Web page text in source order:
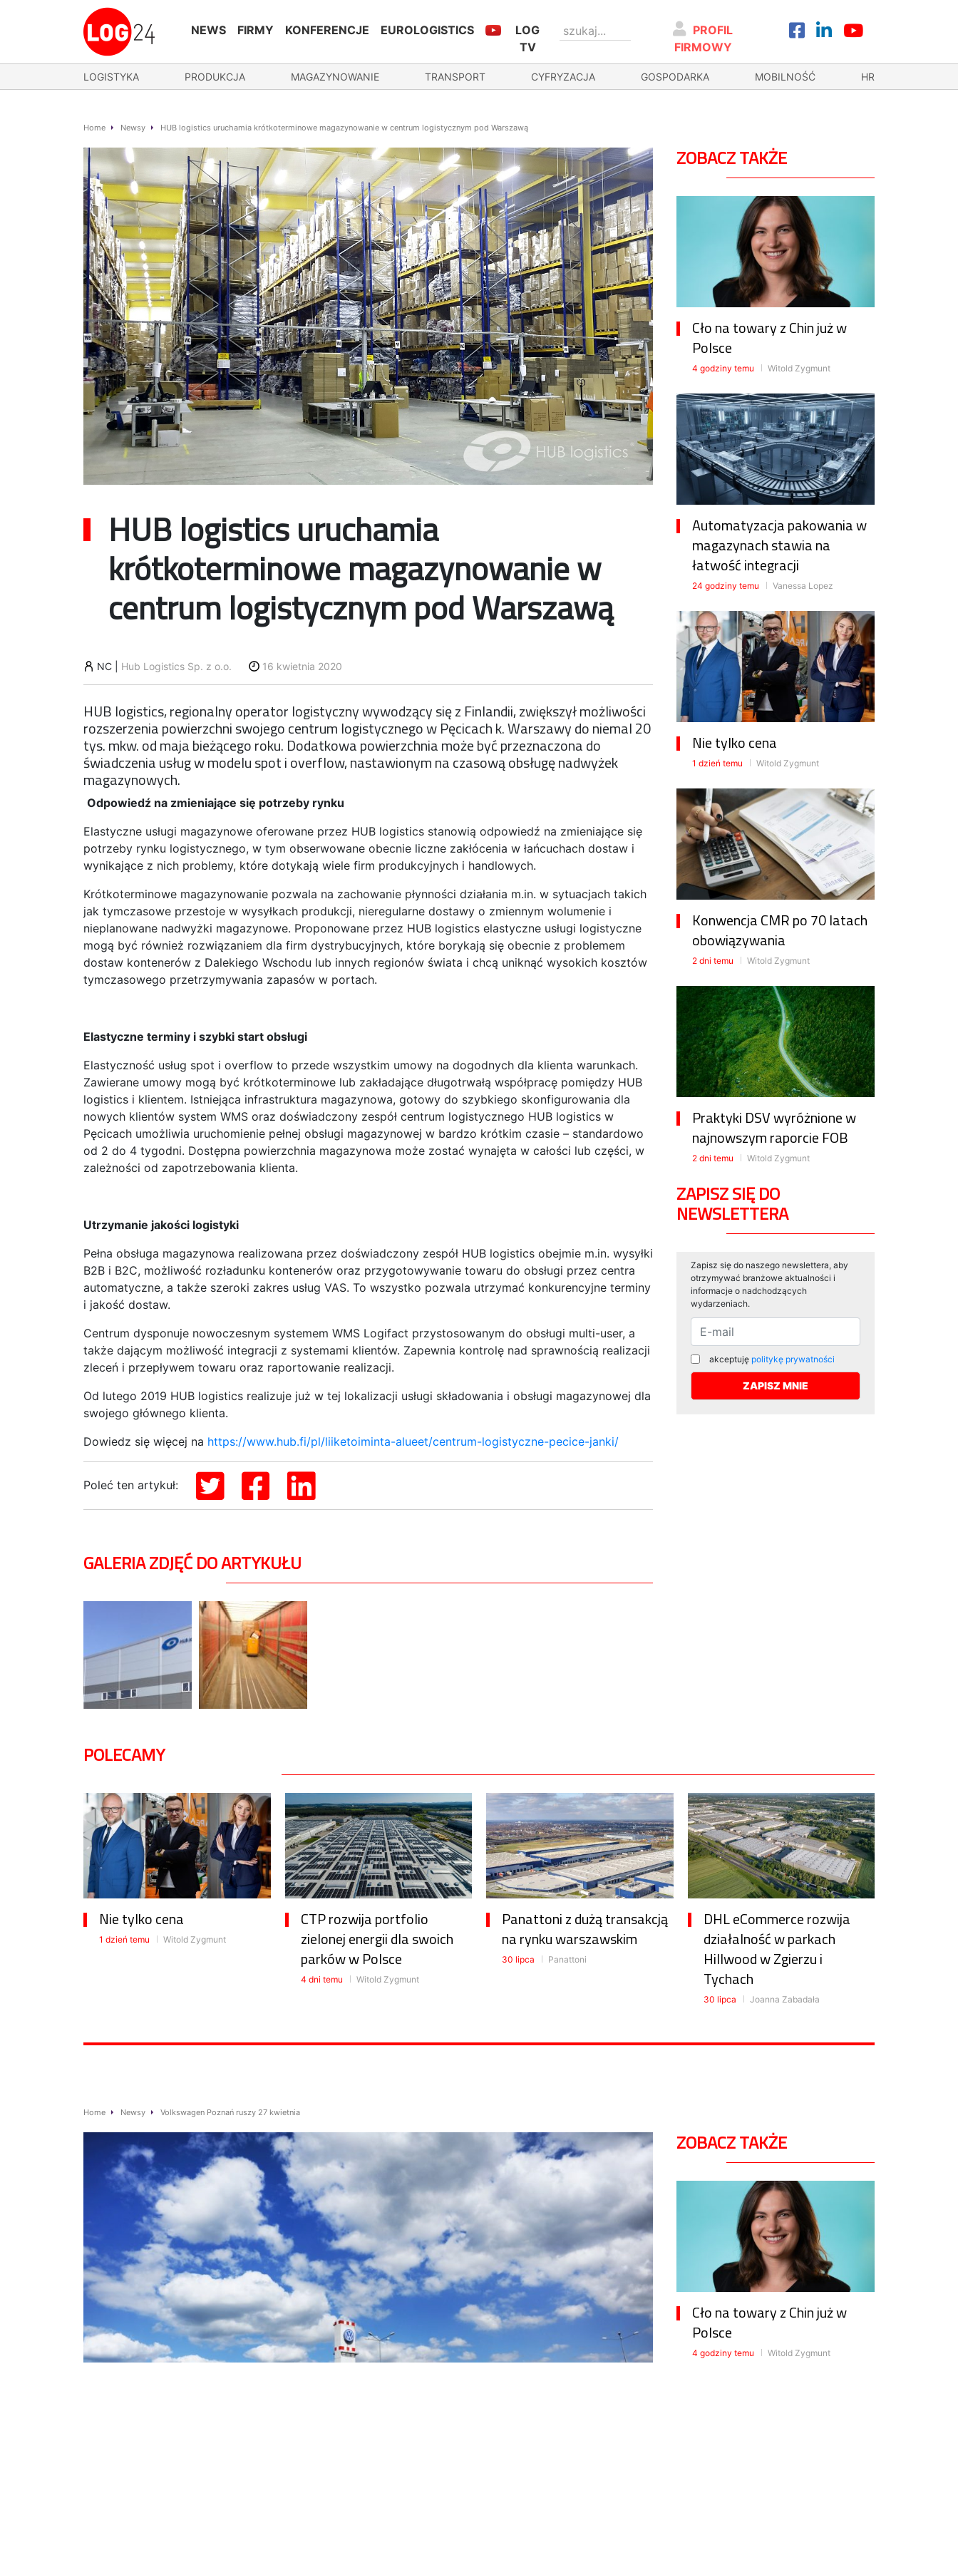
NEWS FIRMY KONFERENCJE EUROLOGISTICS
LOG
TV
PROFIL
FIRMOWY
LOGISTYKA PRODUKCJA MAGAZYNOWANIE TRANSPORT CYFRYZACJA GOSPODARKA MOBILNOŚĆ HR
Home Newsy HUB logistics uruchamia krótkoterminowe magazynowanie w centrum logistycznym pod Warszawą
HUB logistics uruchamia
krótkoterminowe magazynowanie w
centrum logistycznym pod Warszawą
NC Hub Logistics Sp. z o.o. 16 kwietnia 2020
HUB logistics, regionalny operator logistyczny wywodzący się z Finlandii, zwiększył możliwości
rozszerzenia powierzchni swojego centrum logistycznego w Pęcicach k. Warszawy do niemal 20
tys. mkw. od maja bieżącego roku. Dodatkowa powierzchnia może być przeznaczona do
świadczenia usług w modelu spot i overflow, nastawionym na czasową obsługę nadwyżek
magazynowych.
Odpowiedź na zmieniające się potrzeby rynku
Elastyczne usługi magazynowe oferowane przez HUB logistics stanowią odpowiedź na zmieniające się
potrzeby rynku logistycznego, w tym obserwowane obecnie liczne zakłócenia w łańcuchach dostaw i
wynikające z nich problemy, które dotykają wiele firm produkcyjnych i handlowych.
Krótkoterminowe magazynowanie pozwala na zachowanie płynności działania m.in. w sytuacjach takich
jak tymczasowe przestoje w wysyłkach produkcji, nieregularne dostawy o zmiennym wolumenie i
nieplanowane nadwyżki magazynowe. Proponowane przez HUB logistics elastyczne usługi logistyczne
mogą być również rozwiązaniem dla firm dystrybucyjnych, które borykają się obecnie z problemem
dostaw kontenerów z Dalekiego Wschodu lub innych regionów świata i chcą uniknąć wysokich kosztów
tymczasowego przetrzymywania zapasów w portach.
Elastyczne terminy i szybki start obsługi
Elastyczność usług spot i overflow to przede wszystkim umowy na dogodnych dla klienta warunkach.
Zawierane umowy mogą być krótkoterminowe lub zakładające długotrwałą współpracę pomiędzy HUB
logistics i klientem. Istniejąca infrastruktura magazynowa, gotowy do szybkiego skonfigurowania dla
nowych klientów system WMS oraz doświadczony zespół centrum logistycznego HUB logistics w
Pęcicach umożliwia uruchomienie pełnej obsługi magazynowej w bardzo krótkim czasie – standardowo
od 2 do 4 tygodni. Dostępna powierzchnia magazynowa może zostać wynajęta w całości lub części, w
zależności od zapotrzebowania klienta.
Utrzymanie jakości logistyki
Pełna obsługa magazynowa realizowana przez doświadczony zespół HUB logistics obejmie m.in. wysyłki
B2B i B2C, możliwość rozładunku kontenerów oraz przygotowywanie towaru do obsługi przez centra
automatyczne, a także szeroki zakres usług VAS. To wszystko pozwala utrzymać konkurencyjne terminy
i jakość dostaw.
Centrum dysponuje nowoczesnym systemem WMS Logifact przystosowanym do obsługi multi-user, a
także dającym możliwość integracji z systemami klientów. Zapewnia kontrolę nad sprawnością realizacji
zleceń i przepływem towaru oraz raportowanie realizacji.
Od lutego 2019 HUB logistics realizuje już w tej lokalizacji usługi składowania i obsługi magazynowej dla
swojego głównego klienta.
Dowiedz się więcej na https://www.hub.fi/pl/liiketoiminta-alueet/centrum-logistyczne-pecice-janki/
Poleć ten artykuł:
GALERIA ZDJĘĆ DO ARTYKUŁU
ZOBACZ TAKŻE
Cło na towary z Chin już w
Polsce
4 godziny temu Witold Zygmunt
Automatyzacja pakowania w
magazynach stawia na
łatwość integracji
24 godziny temu Vanessa Lopez
Nie tylko cena
1 dzień temu Witold Zygmunt
Konwencja CMR po 70 latach
obowiązywania
2 dni temu Witold Zygmunt
Praktyki DSV wyróżnione w
najnowszym raporcie FOB
2 dni temu Witold Zygmunt
ZAPISZ SIĘ DO
NEWSLETTERA
Zapisz się do naszego newslettera, aby
otrzymywać branżowe aktualności i
informacje o nadchodzących
wydarzeniach.
akceptuję politykę prywatności
POLECAMY
Nie tylko cena
1 dzień temu Witold Zygmunt
CTP rozwija portfolio
zielonej energii dla swoich
parków w Polsce
4 dni temu Witold Zygmunt
Panattoni z dużą transakcją
na rynku warszawskim
30 lipca Panattoni
DHL eCommerce rozwija
działalność w parkach
Hillwood w Zgierzu i
Tychach
30 lipca Joanna Zabadała
Home Newsy Volkswagen Poznań ruszy 27 kwietnia
ZOBACZ TAKŻE
Cło na towary z Chin już w
Polsce
4 godziny temu Witold Zygmunt